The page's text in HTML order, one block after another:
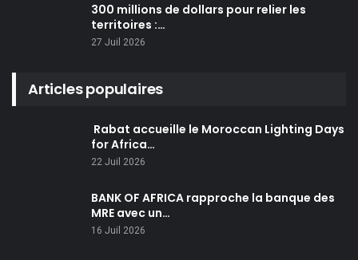
300 millions de dollars pour relier les
territoires :…
27 Juil 2026
Articles populaires
Rabat accueille le Moroccan Lighting Days
for Africa…
22 Juil 2026
BANK OF AFRICA rapproche la banque des
MRE avec un…
16 Juil 2026